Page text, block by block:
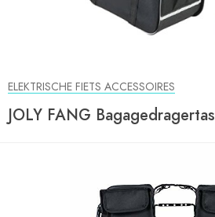
ELEKTRISCHE FIETS ACCESSOIRES
JOLY FANG Bagagedragertas